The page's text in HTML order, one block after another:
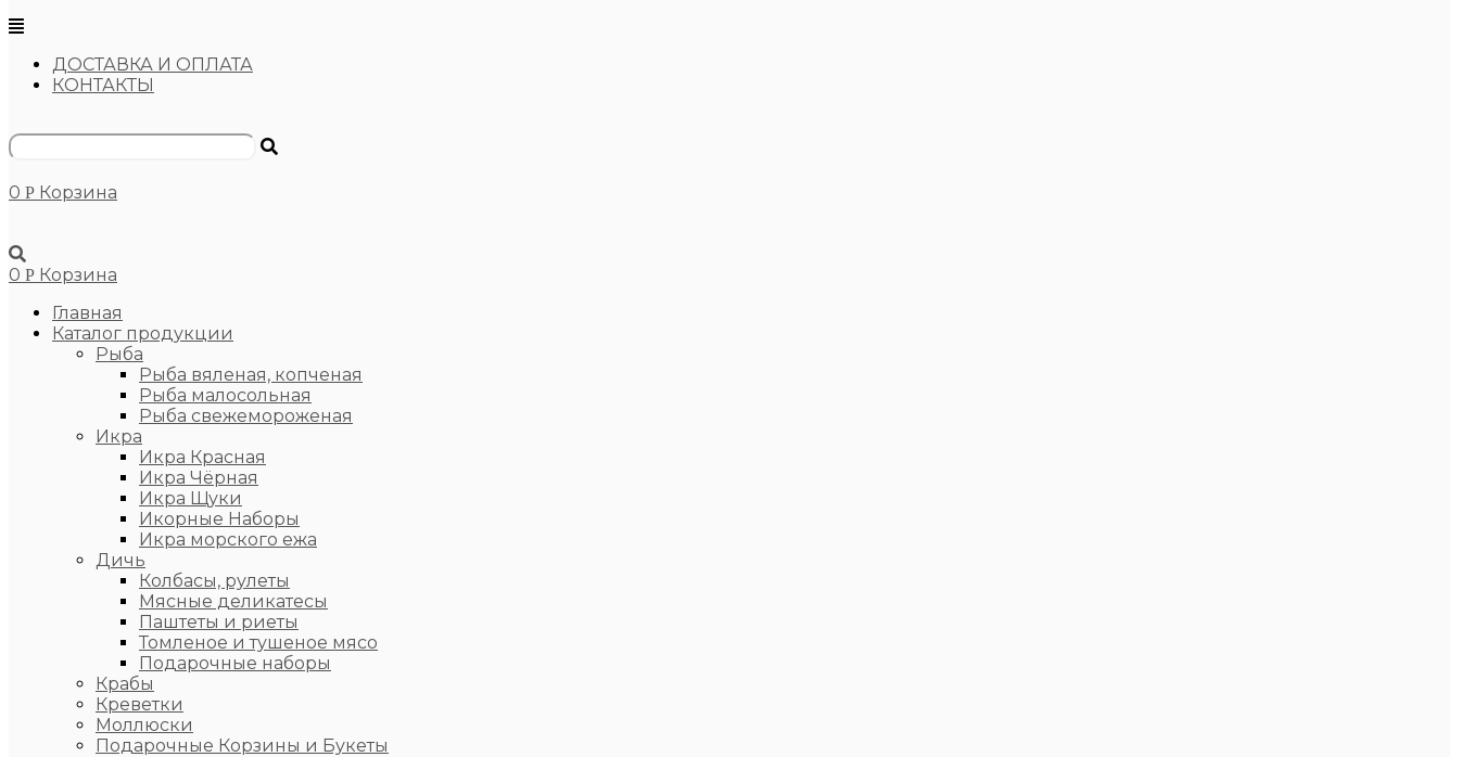
ДОСТАВКА И ОПЛАТА
КОНТАКТЫ
0 Р Корзина
0 Р Корзина
Главная
Каталог продукции
Рыба
Рыба вяленая, копченая
Рыба малосольная
Рыба свежемороженая
Икра
Икра Красная
Икра Чёрная
Икра Щуки
Икорные Наборы
Икра морского ежа
Дичь
Колбасы, рулеты
Мясные деликатесы
Паштеты и риеты
Томленое и тушеное мясо
Подарочные наборы
Крабы
Креветки
Моллюски
Подарочные Корзины и Букеты